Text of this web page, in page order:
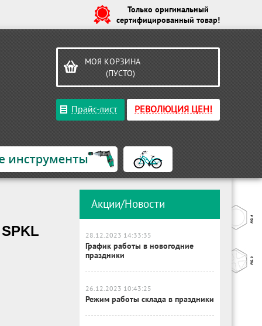
Только оригинальный
сертифицированный товар!
МОЯ КОРЗИНА
(ПУСТО)
Прайс-лист РЕВОЛЮЦИЯ ЦЕН!
Акции/Новости
28.12.2023 14:33:35
График работы в новогодние
праздники
26.12.2023 10:43:25
Режим работы склада в праздники